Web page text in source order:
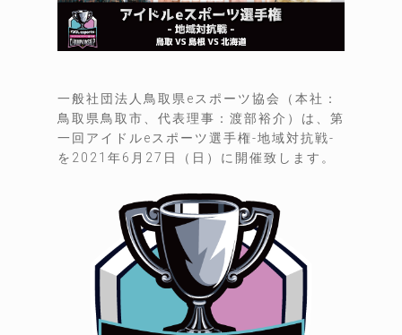
一般社団法人鳥取県eスポーツ協会（本社：
鳥取県鳥取市、代表理事：渡部裕介）は、第
一回アイドルeスポーツ選手権-地域対抗戦-
を2021年6月27日（日）に開催致します。